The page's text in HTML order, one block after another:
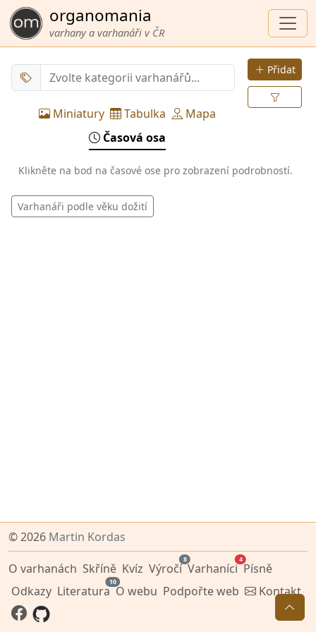
organomania
varhany a varhanáři v ČR
Přidat
Miniatury Tabulka
Mapa
Časová osa
Klikněte na bod na časové ose pro zobrazení podrobností.
Varhanáři podle věku dožití
© 2026 Martin Kordas
O varhanách Skříně Kvíz Výročí
8
Varhaníci
4
Písně
Odkazy Literatura
10
O webu Podpořte web Kontakt